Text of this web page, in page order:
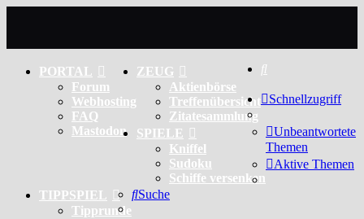
PORTAL
Forum
Webhosting
FAQ
Mastodon
ZEUG
Aktienbörse
Treffenübersicht
Zitatesammlung
SPIELE
Kniffel
Sudoku
Schiffe versenken
TIPPSPIEL
Tipprunde
Schnellzugriff
Unbeantwortete
Themen
Aktive Themen
Suche